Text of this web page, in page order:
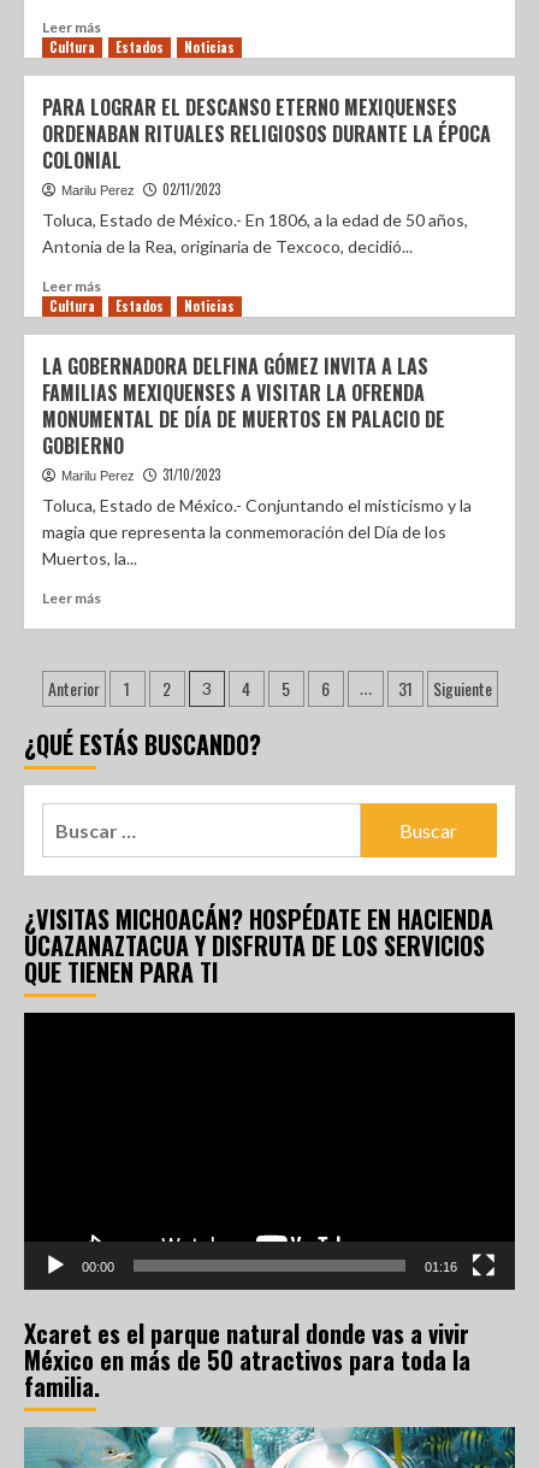
Leer más
Cultura Estados Noticias
PARA LOGRAR EL DESCANSO ETERNO MEXIQUENSES
ORDENABAN RITUALES RELIGIOSOS DURANTE LA ÉPOCA
COLONIAL
Marilu Perez 02/11/2023
Toluca, Estado de México.- En 1806, a la edad de 50 años,
Antonia de la Rea, originaria de Texcoco, decidió...
Leer más
Cultura Estados Noticias
LA GOBERNADORA DELFINA GÓMEZ INVITA A LAS
FAMILIAS MEXIQUENSES A VISITAR LA OFRENDA
MONUMENTAL DE DÍA DE MUERTOS EN PALACIO DE
GOBIERNO
Marilu Perez 31/10/2023
Toluca, Estado de México.- Conjuntando el misticismo y la
magia que representa la conmemoración del Día de los
Muertos, la...
Leer más
Anterior 1 2 3 4 5 6 … 31 Siguiente
¿QUÉ ESTÁS BUSCANDO?
¿VISITAS MICHOACÁN? HOSPÉDATE EN HACIENDA
UCAZANAZTACUA Y DISFRUTA DE LOS SERVICIOS
QUE TIENEN PARA TI
00:00 01:16
Xcaret es el parque natural donde vas a vivir
México en más de 50 atractivos para toda la
familia.